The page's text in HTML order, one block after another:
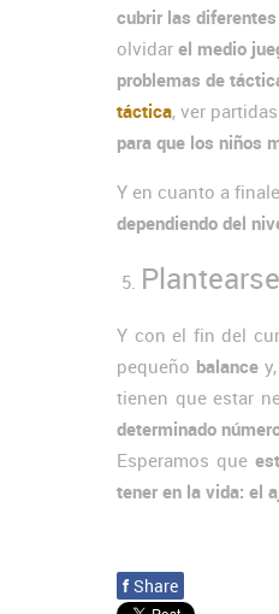
cubrir las
olvidar el medio
problemas de
táctica, ver
para que los niños
Y en cuanto a
dependiendo del
Y con el fin del
pequeño balancey,
tienen que estar
determinado
Esperamos que
tener en la vida: el
f Share